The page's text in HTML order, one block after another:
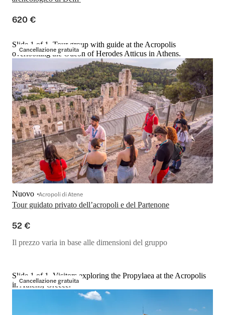
620 €
Cancellazione gratuita
Slide 1 of 1, Tour group with guide at the Acropolis
overlooking the Odeon of Herodes Atticus in Athens.
Tour guidato privato dell’acropoli e del Partenone
Nuovo Acropoli di Atene
52 €
Il prezzo varia in base alle dimensioni del gruppo
Cancellazione gratuita
Slide 1 of 1, Visitors exploring the Propylaea at the Acropolis
in Athens, Greece.